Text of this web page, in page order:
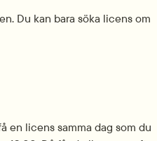
Du kan bara söka licens om
en licens samma dag som du